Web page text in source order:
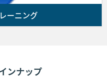
供します。なお、お客様が
ーニング
ンナップ